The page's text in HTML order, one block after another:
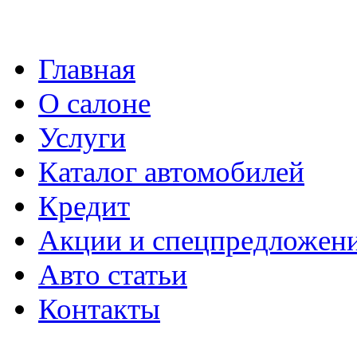
Главная
О салоне
Услуги
Каталог автомобилей
Кредит
Акции и
Авто статьи
Контакты